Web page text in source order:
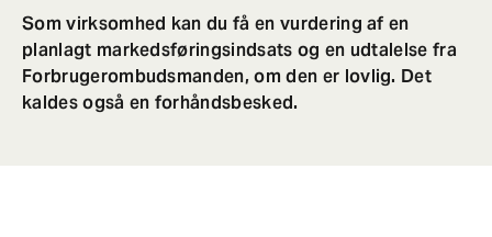
Som virksomhed kan du få en vurdering af en
planlagt markedsføringsindsats og en udtalelse fra
Forbrugerombudsmanden, om den er lovlig. Det
kaldes også en forhåndsbesked.